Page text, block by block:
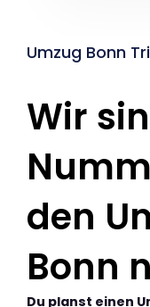
Umzug Bonn
Wir
den
Bonn
Du planst einen